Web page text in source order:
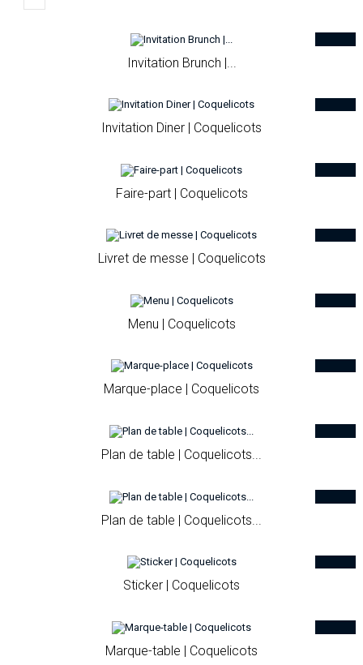
Invitation Brunch |...
Invitation Diner | Coquelicots
Faire-part | Coquelicots
Livret de messe | Coquelicots
Menu | Coquelicots
Marque-place | Coquelicots
Plan de table | Coquelicots...
Plan de table | Coquelicots...
Sticker | Coquelicots
Marque-table | Coquelicots